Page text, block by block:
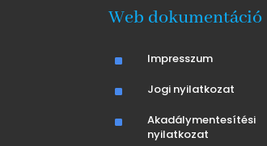
Web dokumentáció
^ Impresszum
^ Jogi nyilatkozat
^
Akadálymentesítési
nyilatkozat